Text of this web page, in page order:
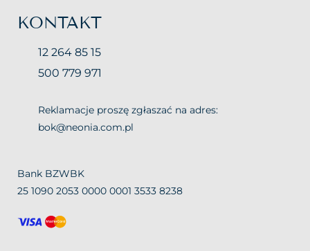
KONTAKT
12 264 85 15
500 779 971
Reklamacje proszę zgłaszać na adres:
bok@neonia.com.pl
Bank BZWBK
25 1090 2053 0000 0001 3533 8238